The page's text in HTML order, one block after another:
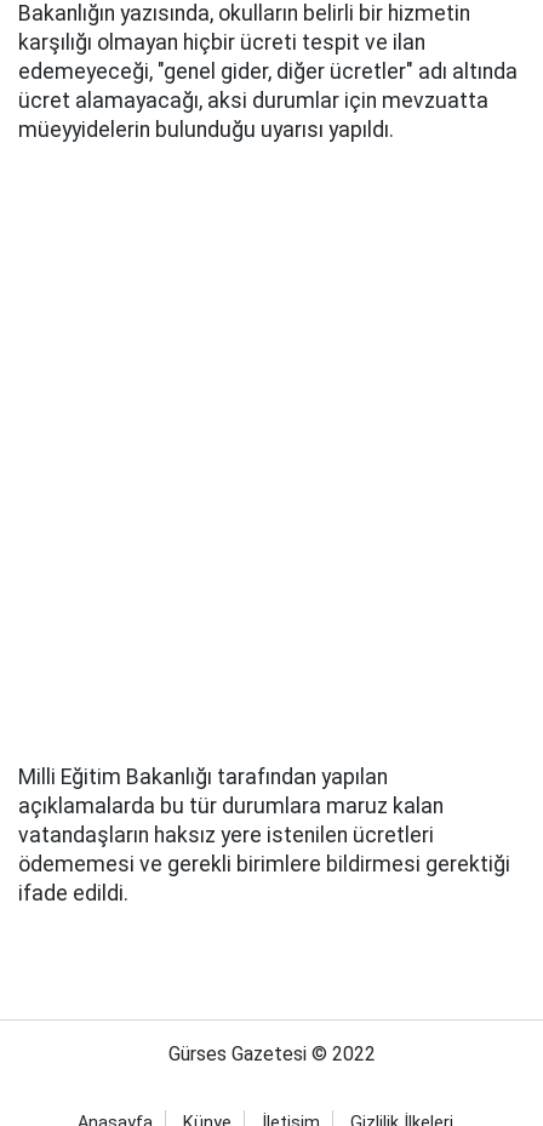
Bakanlığın yazısında, okulların belirli bir hizmetin
karşılığı olmayan hiçbir ücreti tespit ve ilan
edemeyeceği, "genel gider, diğer ücretler" adı altında
ücret alamayacağı, aksi durumlar için mevzuatta
müeyyidelerin bulunduğu uyarısı yapıldı.
Milli Eğitim Bakanlığı tarafından yapılan
açıklamalarda bu tür durumlara maruz kalan
vatandaşların haksız yere istenilen ücretleri
ödememesi ve gerekli birimlere bildirmesi gerektiği
ifade edildi.
Gürses Gazetesi © 2022